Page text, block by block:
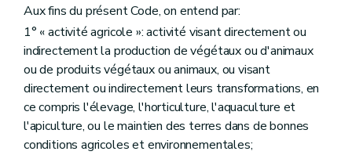
Art. D205
Art. D206
Sous-section 2 Procédure d'autorisation
Art. D207
Art. D208
Art. D209
Sous-section 3
Engagements des fermes pédagogiques
Art. D210
Sous-section 4 Évaluation et contrôle des fermes pédagogiques
Art. D211
Aux fins du présent Code, on entend par:
1° « activité agricole »: activité visant directement ou
indirectement la production de végétaux ou d'animaux
ou de produits végétaux ou animaux, ou visant
directement ou indirectement leurs transformations, en
ce compris l'élevage, l'horticulture, l'aquaculture et
l'apiculture, ou le maintien des terres dans de bonnes
conditions agricoles et environnementales;